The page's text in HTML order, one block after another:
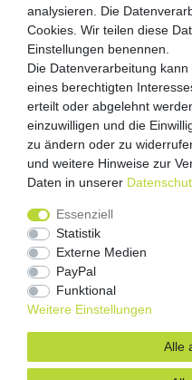
Versandpartner
Impressum
Barrierefreiheitserklärung
analysieren. Die
Cookies. Wir teilen diese
Einstellungen benennen.
Die Datenverarbeitung
eines berechtigten
erteilt oder abgelehnt
einzuwilligen und die
zu ändern oder zu
und weitere Hinweise zur
Daten in unserer
Essenziell
Statistik
Externe Medien
PayPal
Funktional
Weitere Einstellungen
Alle